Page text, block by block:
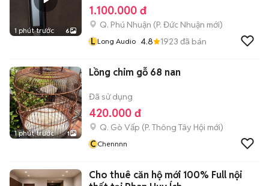
1 phút trước 6
1.100.000 đ
Q. Phú Nhuận (P. Đức Nhuận mới)
L Long Audio 4.8 1923 đã bán
1 phút trước 1
Lồng chim gỗ 68 nan
Đã sử dụng
420.000 đ
Q. Gò Vấp (P. Thông Tây Hội mới)
CChennnn
Cho thuê căn hộ mới 100% Full nội